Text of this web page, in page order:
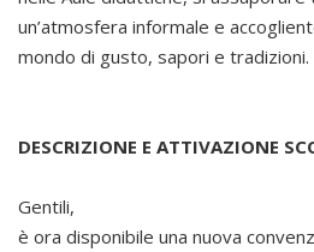
un’atmosfera informale e
mondo di gusto, sapori e tradizioni.
DESCRIZIONE E ATTIVAZIONE
Gentili,
è ora disponibile una nuova